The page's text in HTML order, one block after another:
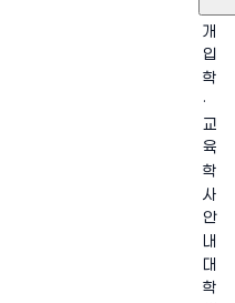
개
입
학
·
교
육
학
사
안
내
대
학